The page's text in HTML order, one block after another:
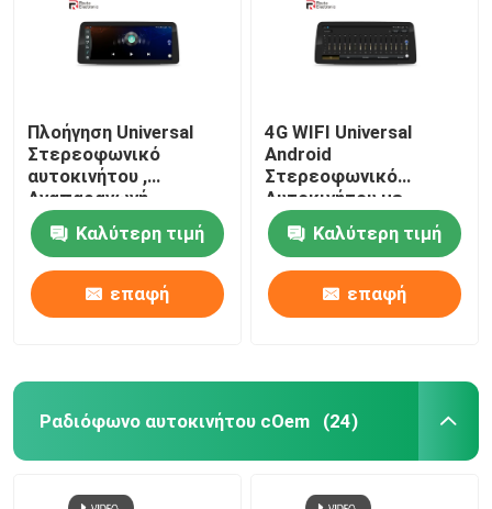
Πλοήγηση Universal
Στερεοφωνικό
αυτοκινήτου ,
Αναπαραγωγή
πολυμέσων με οθόνη
αφής 1920 × 720 IPS
Καλύτερη τιμή
επαφή
4G WIFI Universal
Android
Στερεοφωνικό
Αυτοκινήτου με
Πλήρης Εφαρμογή
Οθόνης OBD2 DSP
CarPlay
Καλύτερη τιμή
επαφή
Ραδιόφωνο αυτοκινήτου cOem (24)